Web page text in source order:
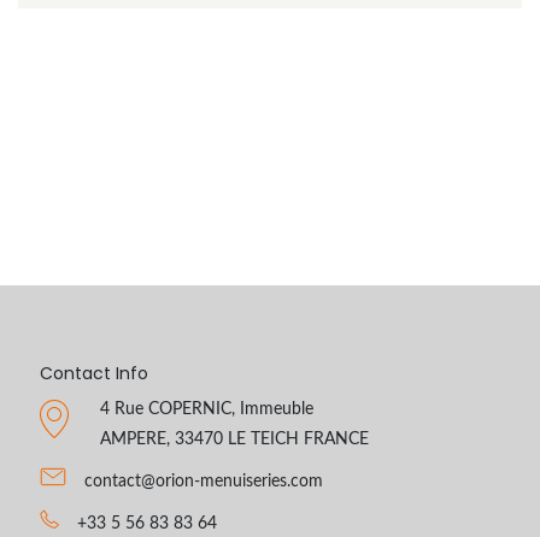
Contact Info
4 Rue COPERNIC, Immeuble
AMPERE, 33470 LE TEICH FRANCE
contact@orion-menuiseries.com
+33 5 56 83 83 64